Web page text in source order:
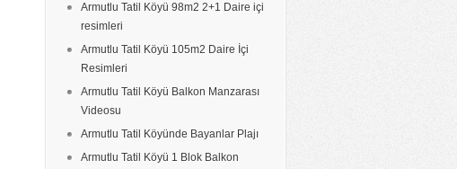
Armutlu Tatil Köyü 98m2 2+1 Daire içi
resimleri
Armutlu Tatil Köyü 105m2 Daire İçi
Resimleri
Armutlu Tatil Köyü Balkon Manzarası
Videosu
Armutlu Tatil Köyünde Bayanlar Plajı
Armutlu Tatil Köyü 1 Blok Balkon